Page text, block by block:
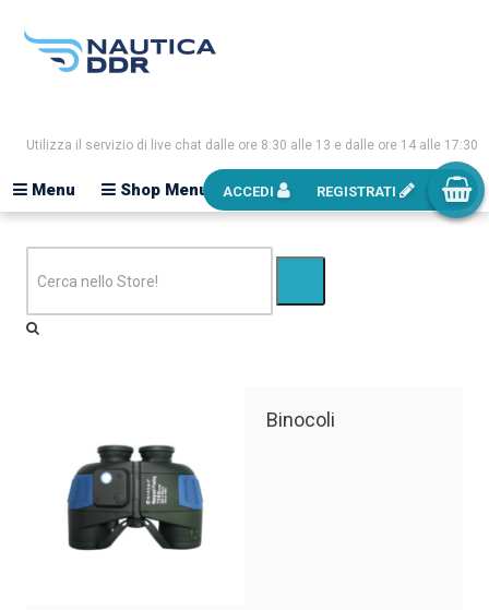
Utilizza il servizio di live chat dalle ore 8:30 alle 13 e dalle ore 14 alle 17:30
Shop Menu
Menu ACCEDI REGISTRATI
Binocoli